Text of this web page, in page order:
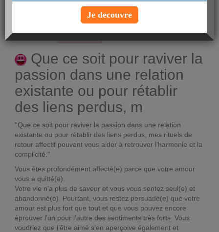
Créer une nouvelle discussion
posté parAmangnonle 20-07-2025 à 02:30
Que ce soit pour raviver la
passion dans une relation
existante ou pour rétablir
des liens perdus, m
''Que ce soit pour raviver la passion dans une relation
existante ou pour rétablir des liens perdus, mes rituels de
retour affectif peuvent vous aider à retrouver l'harmonie et la
complicité.''
Vous êtes profondément affecté(e) parce que votre amour
vous a quitté(e).
Votre vie n’a plus de saveur et vous vous sentez seul(e) et
abandonné(e). Pourtant, vous restez persuadé(e) que votre
amour est plus fort que tout et que vous pouvez encore
éprouver l’un pour l’autre des sentiments très forts. Vous
voudriez que l’être aimé s’en aperçoive également et
Je decouvre